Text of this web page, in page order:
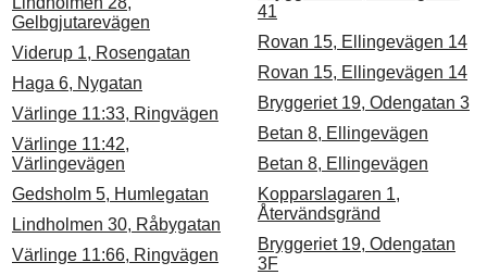
Gelbgjutarevägen
Viderup 1, Rosengatan
Haga 6, Nygatan
Värlinge 11:33, Ringvägen
Värlinge 11:42,
Värlingevägen
Gedsholm 5, Humlegatan
Lindholmen 30, Råbygatan
Värlinge 11:66, Ringvägen
41
Rovan 15, Ellingevägen 14
Rovan 15, Ellingevägen 14
Bryggeriet 19, Odengatan 3
Betan 8, Ellingevägen
Betan 8, Ellingevägen
Kopparslagaren 1,
Återvändsgränd
Bryggeriet 19, Odengatan
3F